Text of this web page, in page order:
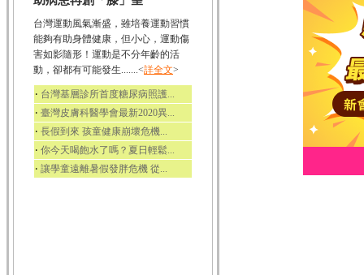
台灣運動風氣漸盛，雖培養運動習慣
能夠有助身體健康，但小心，運動傷
害如影隨形！運動是不分年齡的活
動，卻都有可能發生.......<詳全文>
‧ 台灣基層診所首度糖尿病照護...
‧ 臺灣皮膚科醫學會最新2020異...
‧ 長假到來 孩童健康崩壞危機...
‧ 你今天喝飽水了嗎？夏日輕鬆...
‧ 讓學童遠離暑假發胖危機 從...